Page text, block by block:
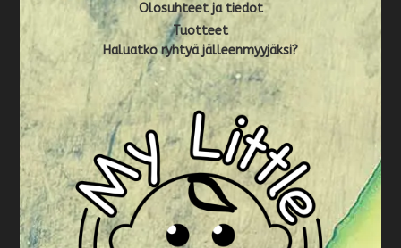
Olosuhteet ja tiedot
Tuotteet
Haluatko ryhtyä jälleenmyyjäksi?